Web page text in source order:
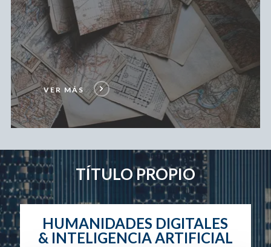
VER MÁS
TÍTULO PROPIO
HUMANIDADES DIGITALES
& INTELIGENCIA ARTIFICIAL